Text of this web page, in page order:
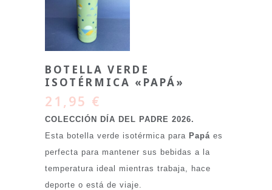
BOTELLA VERDE
ISOTÉRMICA «PAPÁ»
21,95 €
COLECCIÓN DÍA DEL PADRE 2026.
Esta botella verde isotérmica para Papá es
perfecta para mantener sus bebidas a la
temperatura ideal mientras trabaja, hace
deporte o está de viaje.